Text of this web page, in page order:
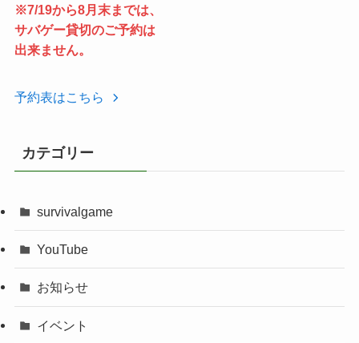
※7/19から8月末までは、
サバゲー貸切のご予約は
出来ません。
予約表はこちら
カテゴリー
survivalgame
YouTube
お知らせ
イベント